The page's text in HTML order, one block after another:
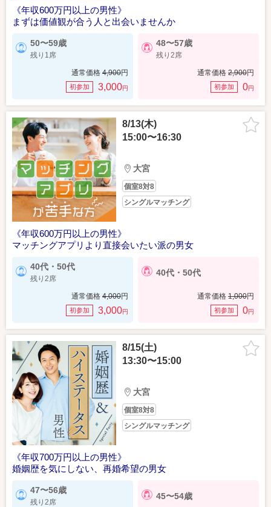
《年収600万円以上の男性》
まずは価値観が合う人と出会いませんか
50〜59歳
残り1席
通常価格 4,900円
初参加 3,000円
48〜57歳
残り2席
通常価格 2,900円
初参加 0円
8/13(木)
15:00〜16:30
大宮
個室8対8
シングルマッチング
《年収600万円以上の男性》
マッチングアプリより直接会いたい派の男女
40代・50代
残り2席
通常価格 4,000円
初参加 3,000円
40代・50代
通常価格 1,000円
初参加 0円
8/15(土)
13:30〜15:00
大宮
個室8対8
シングルマッチング
《年収700万円以上の男性》
婚姻歴を気にしない、再婚希望の男女
47〜56歳
残り2席
45〜54歳